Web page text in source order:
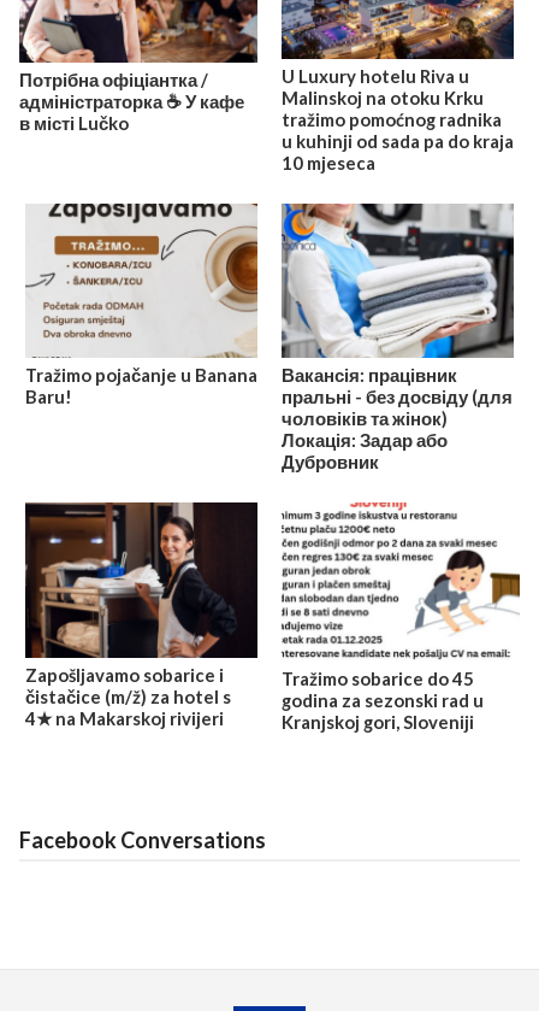
Потрібна офіціантка /
адміністраторка ☕️ У кафе
в місті Lučko
U Luxury hotelu Riva u
Malinskoj na otoku Krku
tražimo pomoćnog radnika
u kuhinji od sada pa do kraja
10 mjeseca
Tražimo pojačanje u Banana
Baru!
Вакансія: працівник
пральні - без досвіду (для
чоловіків та жінок)
Локація: Задар або
Дубровник
Zapošljavamo sobarice i
čistačice (m/ž) za hotel s
4★ na Makarskoj rivijeri
Tražimo sobarice do 45
godina za sezonski rad u
Kranjskoj gori, Sloveniji
Facebook Conversations